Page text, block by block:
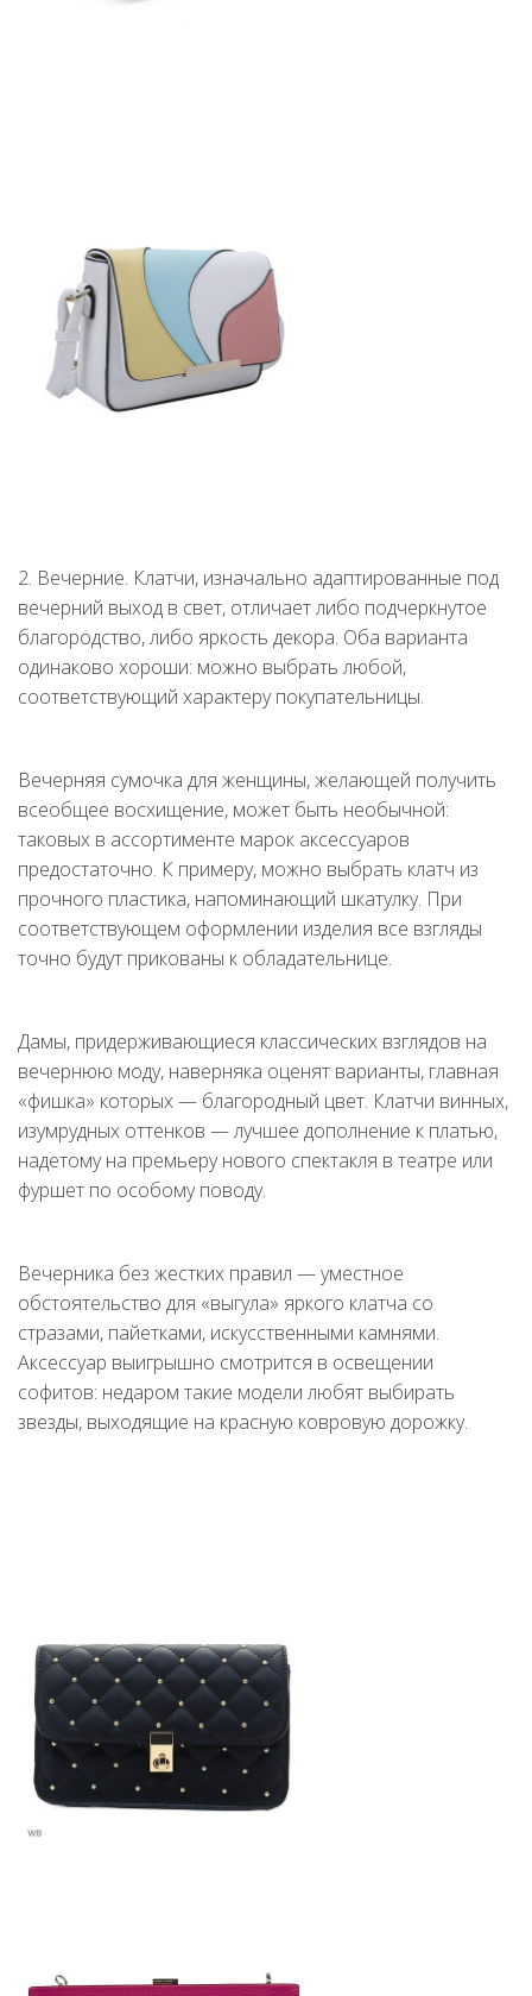
2. Вечерние. Клатчи, изначально адаптированные под
вечерний выход в свет, отличает либо подчеркнутое
благородство, либо яркость декора. Оба варианта
одинаково хороши: можно выбрать любой,
соответствующий характеру покупательницы.
Вечерняя сумочка для женщины, желающей получить
всеобщее восхищение, может быть необычной:
таковых в ассортименте марок аксессуаров
предостаточно. К примеру, можно выбрать клатч из
прочного пластика, напоминающий шкатулку. При
соответствующем оформлении изделия все взгляды
точно будут прикованы к обладательнице.
Дамы, придерживающиеся классических взглядов на
вечернюю моду, наверняка оценят варианты, главная
«фишка» которых — благородный цвет. Клатчи винных,
изумрудных оттенков — лучшее дополнение к платью,
надетому на премьеру нового спектакля в театре или
фуршет по особому поводу.
Вечерника без жестких правил — уместное
обстоятельство для «выгула» яркого клатча со
стразами, пайетками, искусственными камнями.
Аксессуар выигрышно смотрится в освещении
софитов: недаром такие модели любят выбирать
звезды, выходящие на красную ковровую дорожку.